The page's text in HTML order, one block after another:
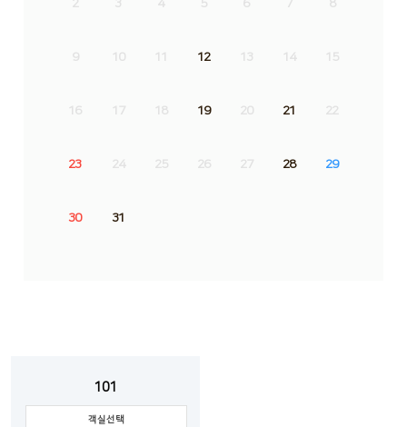
2 3 4 5 6 7 8
9 10 11 12 13 14 15
16 17 18 19 20 21 22
23 24 25 26 27 28 29
30 31
101
객실선택